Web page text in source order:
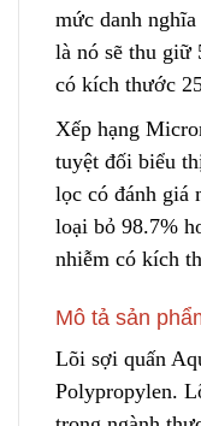
mức danh
là nó sẽ thu giữ
có kích thước
Xếp hạng
tuyệt đối biểu
lọc có đánh giá
loại bỏ 98.7%
nhiễm có kích
Mô tả sản
Lõi sợi quấn
Polypropylen.